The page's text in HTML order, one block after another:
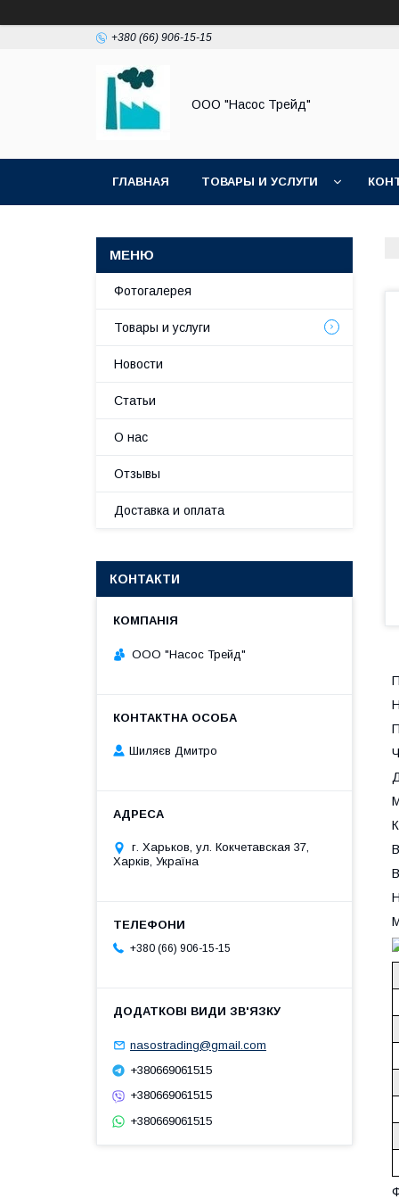
+380 (66) 906-15-15
ООО "Насос Трейд"
ГЛАВНАЯ ТОВАРЫ И УСЛУГИ
Фотогалерея
Товары и услуги
Новости
Статьи
О нас
Отзывы
Доставка и оплата
КОНТАКТИ
ООО "Насос Трейд"
Шиляєв Дмитро
г. Харьков, ул. Кокчетавская 37,
Харків, Україна
+380 (66) 906-15-15
nasostrading@gmail.com
+380669061515
+380669061515
+380669061515